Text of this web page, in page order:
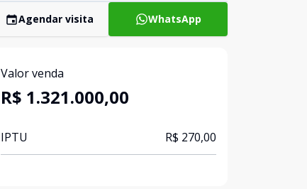
Agendar visita WhatsApp
Valor venda
R$ 1.321.000,00
IPTU R$ 270,00